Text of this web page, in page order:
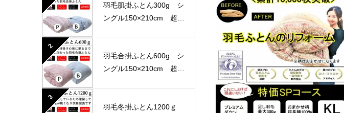
羽毛肌掛ふとん300g シ
ングル150×210cm 超長
2
羽毛合掛ふとん600g シ
ングル150×210cm 超長
3
羽毛冬掛ふとん1200ｇ